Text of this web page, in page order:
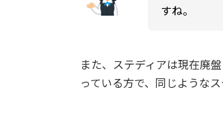
すね。
また、ステディアは現在廃
っている方で、同じような